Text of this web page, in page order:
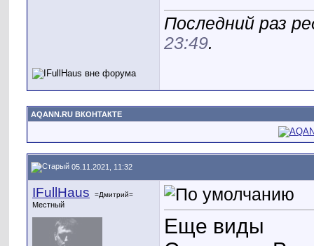
Последний раз
23:49.
AQANN.RU ВКОНТАКТЕ
05.11.2021, 11:32
IFullHaus =Дмитрий=
Местный
Еще виды